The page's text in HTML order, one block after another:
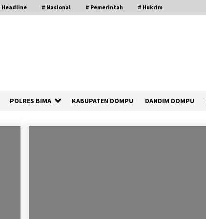
Headline # Nasional # Pemerintah # Hukrim
POLRES BIMA KABUPATEN DOMPU DANDIM DOMPU